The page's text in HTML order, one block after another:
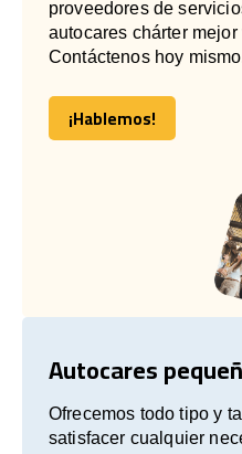
proveedores de
autocares chárter
Contáctenos hoy
¡Hablemos!
¡Hablemos!
Autocares
Ofrecemos todo tipo y
satisfacer cualquier